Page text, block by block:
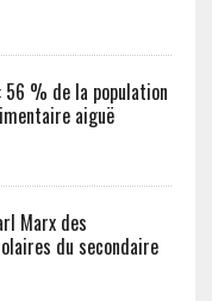
56 % de la population
aiguë
Marx des
du secondaire